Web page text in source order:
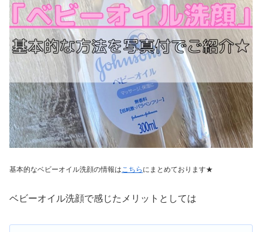
基本的なベビーオイル洗顔の情報はこちら にまとめております★
ベビーオイル洗顔で感じたメリットとしては